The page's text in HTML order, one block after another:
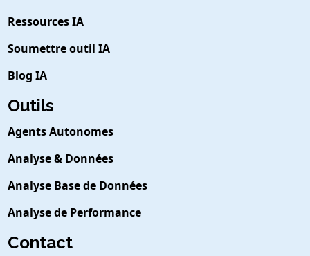
Ressources IA
Soumettre outil IA
Blog IA
Outils
Agents Autonomes
Analyse & Données
Analyse Base de Données
Analyse de Performance
Contact